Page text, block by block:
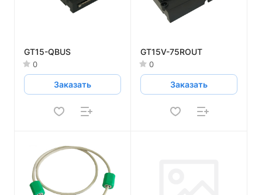
GT15-QBUS
0
Заказать
GT15V-75ROUT
0
Заказать